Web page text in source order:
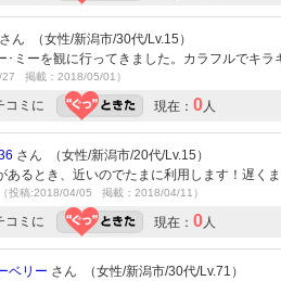
さん （女性/新潟市/30代/Lv.15）
･ミーを観に行ってきました。カラフルでキ
掲載：2018/05/01）
コミに 現在： 0人
さん （女性/新潟市/20代/Lv.15）
あるとき、近いのでたまに利用します！遅く
（投稿:2018/04/05 掲載：2018/04/11）
コミに 現在： 0人
ベリー さん （女性/新潟市/30代/Lv.71）